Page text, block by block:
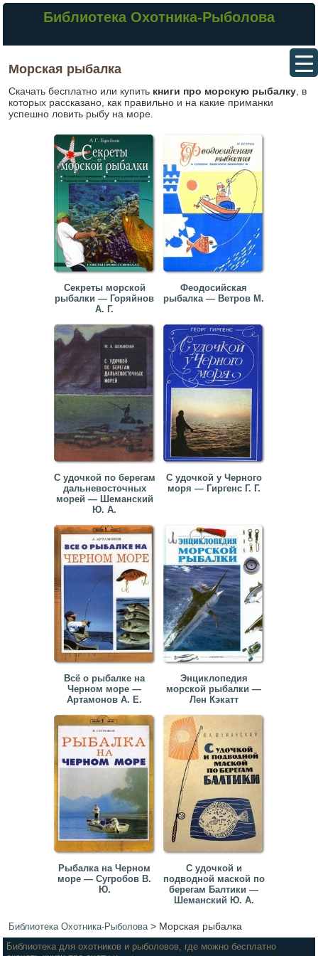
Библиотека Охотника-Рыболова
Морская рыбалка
Скачать бесплатно или купить книги про морскую рыбалку, в
которых рассказано, как правильно и на какие приманки
успешно ловить рыбу на море.
Секреты морской
рыбалки — Горяйнов
А. Г.
Феодосийская
рыбалка — Ветров М.
С удочкой по берегам
дальневосточных
морей — Шеманский
Ю. А.
С удочкой у Черного
моря — Гиргенс Г. Г.
Всё о рыбалке на
Черном море —
Артамонов А. Е.
Энциклопедия
морской рыбалки —
Лен Кэкатт
Рыбалка на Черном
море — Сугробов В.
Ю.
С удочкой и
подводной маской по
берегам Балтики —
Шеманский Ю. А.
Библиотека Охотника-Рыболова> Морская рыбалка
Библиотека для охотников и рыболовов, где можно бесплатно